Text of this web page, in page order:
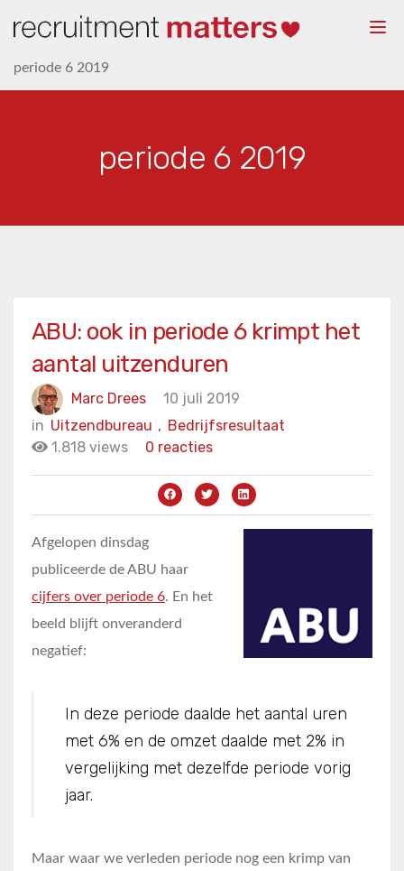
periode 6 2019
periode 6 2019
ABU: ook in periode 6 krimpt het
aantal uitzenduren
Marc Drees
10 juli 2019
in
Bedrijfsresultaat
Uitzendbureau ,
1.818 views
0 reacties
Afgelopen dinsdag
publiceerde de ABU haar
cijfers over periode 6. En het
beeld blijft onveranderd
negatief:
In deze periode daalde het aantal uren
met 6% en de omzet daalde met 2% in
vergelijking met dezelfde periode vorig
jaar.
Maar waar we verleden periode nog een krimp van